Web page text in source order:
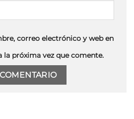
correo electrónico y web en
la próxima vez que comente.